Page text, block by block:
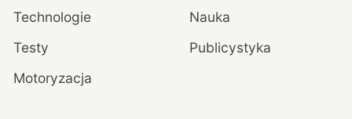
Technologie
Testy
Motoryzacja
Nauka
Publicystyka